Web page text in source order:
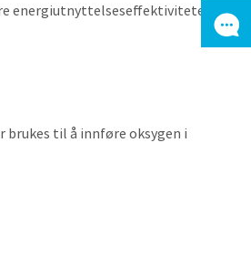
energiutnyttelseseffektiviteten.
brukes til å innføre oksygen i